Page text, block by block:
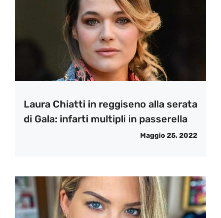
Laura Chiatti in reggiseno alla serata
di Gala: infarti multipli in passerella
Maggio 25, 2022